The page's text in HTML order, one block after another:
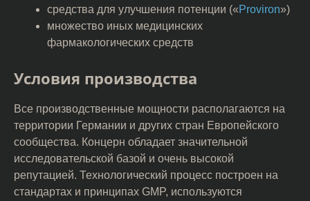
средства для улучшения потенции («Proviron»)
множество иных медицинских
фармакологических средств
Условия производства
Все производственные мощности располагаются на
территории Германии и других стран Европейского
сообщества. Концерн обладает значительной
исследовательской базой и очень высокой
репутацией. Технологический процесс построен на
стандартах и принципах GMP, используются